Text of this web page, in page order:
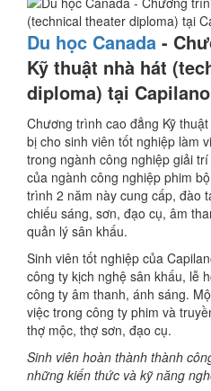
Du học Canada -
Kỹ thuật nhà hát
diploma) tại
Chương trình cao đẳng Kỹ
bị cho sinh viên tốt nghiệp làm
trong ngành công nghiệp giải
của ngành công nghiệp phim
trình 2 năm này cung cấp, đào
chiếu sáng, sơn, đạo cụ, âm
quản lý sân khấu.
Sinh viên tốt nghiệp của
công ty kịch nghệ sân khấu, lễ
công ty âm thanh, ánh sáng.
việc trong công ty phim và
thợ mộc, thợ sơn, đạo cụ.
Sinh viên hoàn thành thành
những kiến thức và kỹ năng